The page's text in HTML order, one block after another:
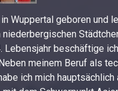
Wuppertal geboren und
niederbergischen
Lebensjahr beschäftige
meinem Beruf als
ich mich hauptsächlich